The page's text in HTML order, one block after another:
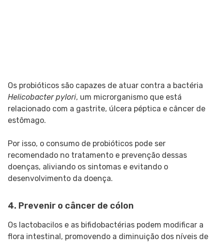
Os probióticos são capazes de atuar contra a bactéria
Helicobacter pylori, um microrganismo que está
relacionado com a gastrite, úlcera péptica e câncer de
estômago.
Por isso, o consumo de probióticos pode ser
recomendado no tratamento e prevenção dessas
doenças, aliviando os sintomas e evitando o
desenvolvimento da doença.
4. Prevenir o câncer de cólon
Os lactobacilos e as bifidobactérias podem modificar a
flora intestinal, promovendo a diminuição dos níveis de